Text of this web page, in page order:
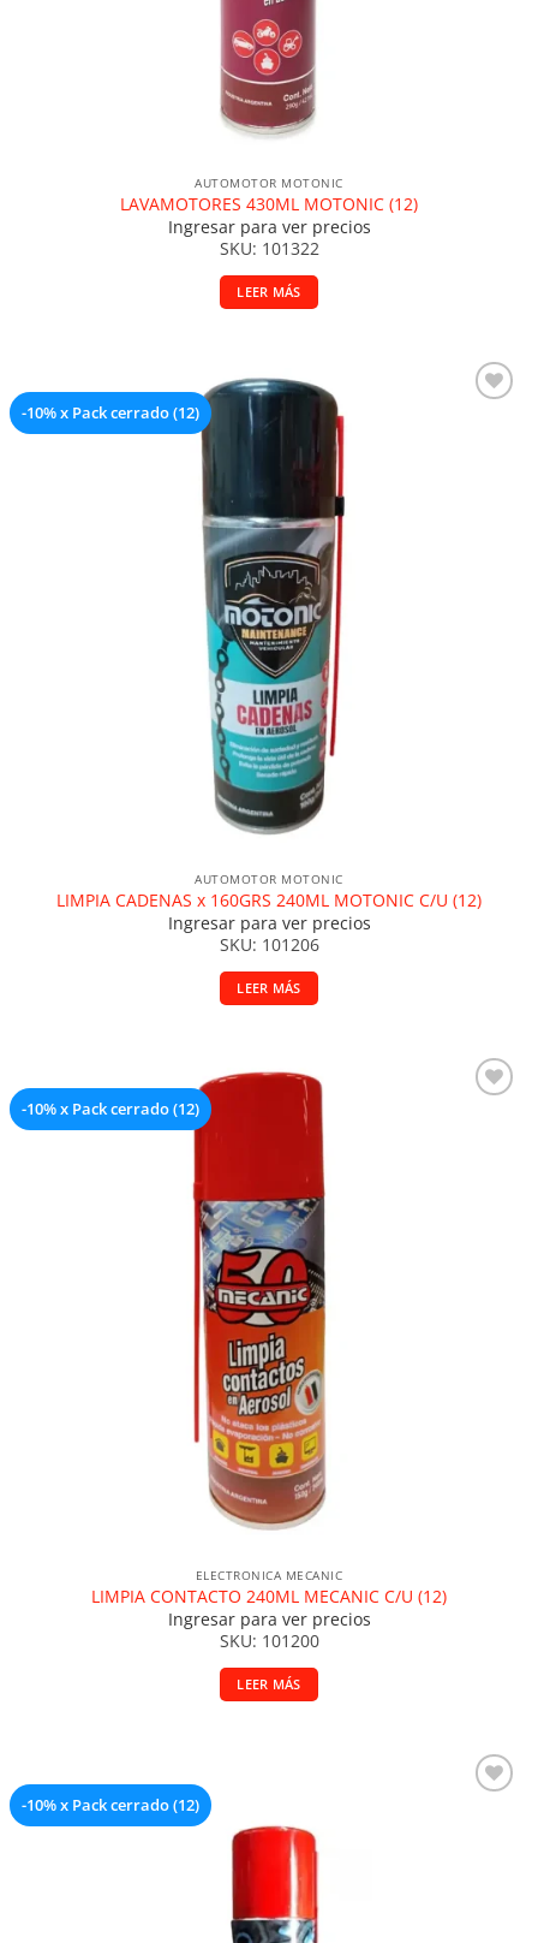
AUTOMOTOR MOTONIC
LAVAMOTORES 430ML MOTONIC (12)
Ingresar para ver precios
SKU: 101322
LEER MÁS
-10% x Pack cerrado (12) Añadir a la lista de deseos
AUTOMOTOR MOTONIC
LIMPIA CADENAS x 160GRS 240ML MOTONIC C/U (12)
Ingresar para ver precios
SKU: 101206
LEER MÁS
-10% x Pack cerrado (12)
ELECTRONICA MECANIC
LIMPIA CONTACTO 240ML MECANIC C/U (12)
Ingresar para ver precios
SKU: 101200
LEER MÁS
-10% x Pack cerrado (12)